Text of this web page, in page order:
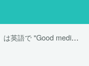
「良薬は口に苦し」は英語で "Good medicine tastes bitter."